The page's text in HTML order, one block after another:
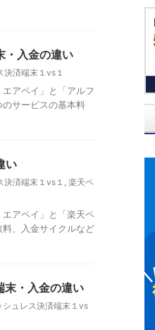
・入金の違い
決済端末１vs１
アペイ」と「アルフ
サービスの基本料
い
決済端末１vs１ , 楽天ペ
アペイ」と「楽天ペ
、入金サイクルなど
・入金の違い
シュレス決済端末１vs